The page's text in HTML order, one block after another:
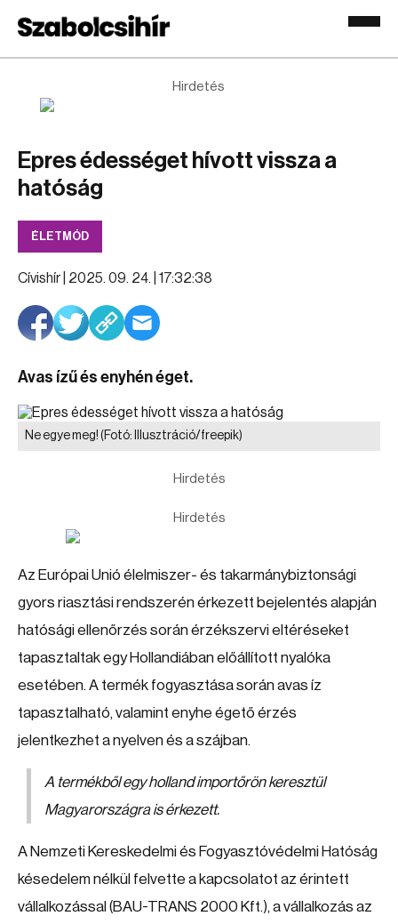
Hirdetés
Epres édességet hívott vissza a
hatóság
ÉLETMÓD
Cívishír | 2025. 09. 24. | 17:32:38
Avas ízű és enyhén éget.
Ne egye meg! (Fotó: Illusztráció/freepik)
Hirdetés
Hirdetés
Az Európai Unió élelmiszer- és takarmánybiztonsági
gyors riasztási rendszerén érkezett bejelentés alapján
hatósági ellenőrzés során érzékszervi eltéréseket
tapasztaltak egy Hollandiában előállított nyalóka
esetében. A termék fogyasztása során avas íz
tapasztalható, valamint enyhe égető érzés
jelentkezhet a nyelven és a szájban.
A termékből egy holland importőrön keresztül
Magyarországra is érkezett.
A Nemzeti Kereskedelmi és Fogyasztóvédelmi Hatóság
késedelem nélkül felvette a kapcsolatot az érintett
vállalkozással (BAU-TRANS 2000 Kft.), a vállalkozás az